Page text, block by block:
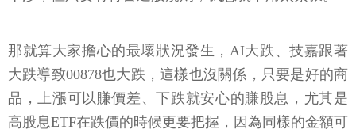
那就算大家擔心的最壞狀況發生，AI大跌、技嘉跟著
大跌導致00878也大跌，這樣也沒關係，只要是好的商
品，上漲可以賺價差、下跌就安心的賺股息，尤其是
高股息ETF在跌價的時候更要把握，因為同樣的金額可